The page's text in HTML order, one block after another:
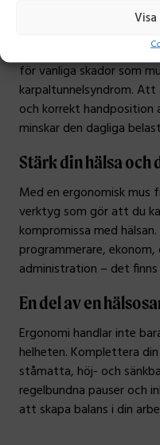
Förebyggande av
Genom att använda en
för vanliga skador som
karpaltunnelsyndrom.
och korrekt handposition
minskar den dagliga
Stärk din hälsa och
Med en ergonomisk
verktyg som gör att du
kompromissa med
programmerare,
administration – det
En del av en
Ergonomi handlar inte
helheten. Komplettera
ståmatta, höj- och
regelbundna pauser och
att skapa balans i din